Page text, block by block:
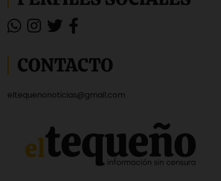
CONTACTO
eltequenonoticias@gmail.com